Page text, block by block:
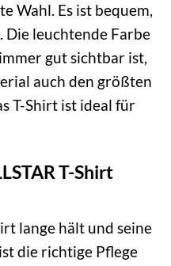
Wahl. Es ist bequem,
Die leuchtende Farbe
gut sichtbar ist,
auch den größten
T-Shirt ist ideal für
T-Shirt
lange hält und seine
die richtige Pflege